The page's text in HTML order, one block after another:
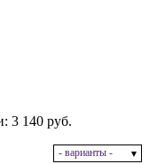
3 140 руб.
- варианты -